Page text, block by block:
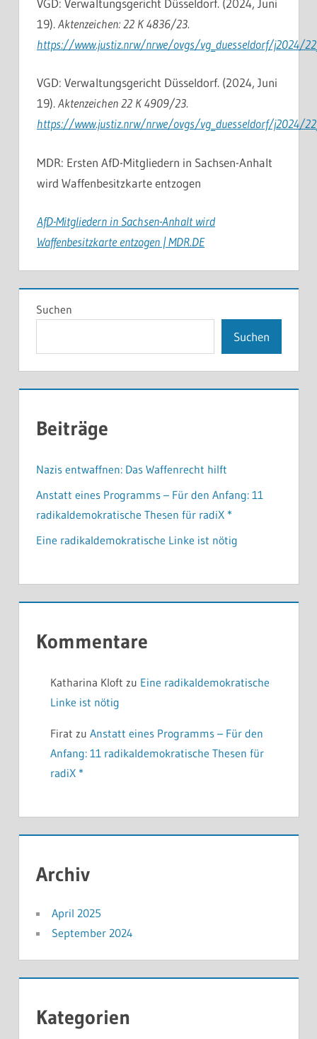
VGD: Verwaltungsgericht Düsseldorf. (2024, Juni
19).Aktenzeichen: 22 K 4836/23.
https://www.justiz.nrw/nrwe/ovgs/vg_duesseldorf/j2024/
VGD: Verwaltungsgericht Düsseldorf. (2024, Juni
19).Aktenzeichen 22 K 4909/23.
https://www.justiz.nrw/nrwe/ovgs/vg_duesseldorf/j2024/
MDR: Ersten AfD-Mitgliedern in Sachsen-Anhalt
wird Waffenbesitzkarte entzogen
AfD-Mitgliedern in Sachsen-Anhalt wird
Waffenbesitzkarte entzogen | MDR.DE
Suchen
Suchen
Beiträge
Nazis entwaffnen: Das Waffenrecht hilft
Anstatt eines Programms – Für den Anfang: 11
radikaldemokratische Thesen für radiX *
Eine radikaldemokratische Linke ist nötig
Kommentare
Katharina Kloft zu Eine radikaldemokratische
Linke ist nötig
Firat zu Anstatt eines Programms – Für den
Anfang: 11 radikaldemokratische Thesen für
radiX *
Archiv
April 2025
September 2024
Kategorien